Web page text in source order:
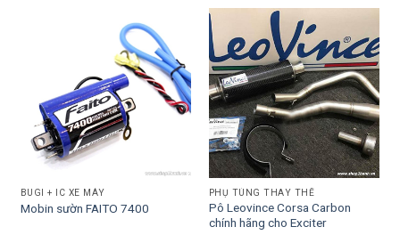
BUGI + IC XE MÁY
Mobin sườn FAITO 7400
PHỤ TÙNG THAY THẾ
Pô Leovince Corsa Carbon
chính hãng cho Exciter